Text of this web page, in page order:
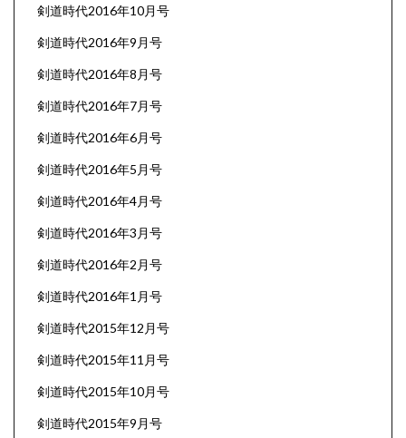
剣道時代2016年10月号
剣道時代2016年9月号
剣道時代2016年8月号
剣道時代2016年7月号
剣道時代2016年6月号
剣道時代2016年5月号
剣道時代2016年4月号
剣道時代2016年3月号
剣道時代2016年2月号
剣道時代2016年1月号
剣道時代2015年12月号
剣道時代2015年11月号
剣道時代2015年10月号
剣道時代2015年9月号